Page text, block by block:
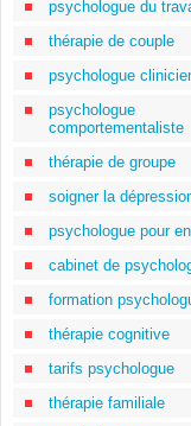
psychologue du
thérapie de couple
psychologue
psychologue
comportementaliste
thérapie de groupe
soigner la
psychologue pour
cabinet de
formation
thérapie cognitive
tarifs psychologue
thérapie familiale